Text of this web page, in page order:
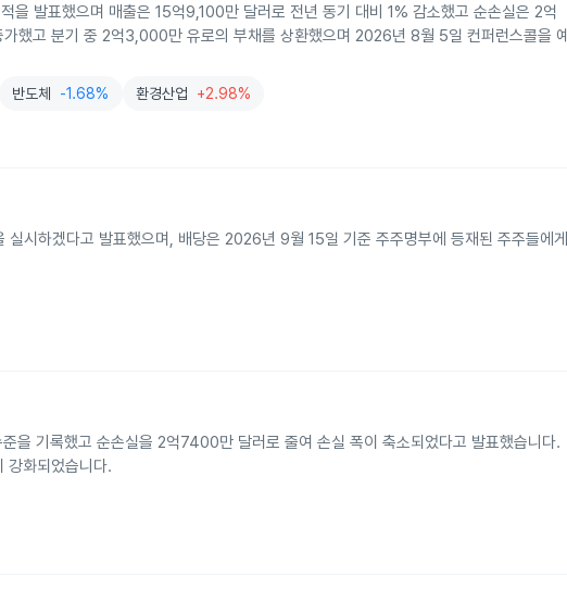
발표했으며 매출은 15억9,100만 달러로 전년 동기 대비 1% 감소했고 순손실은 2억
했고 분기 중 2억3,000만 유로의 부채를 상환했으며 2026년 8월 5일 컨퍼런스콜을 예
반도체 -1.68% 환경산업 +2.98%
하겠다고 발표했으며, 배당은 2026년 9월 15일 기준 주주명부에 등재된 주주들에게
을 기록했고 순손실을 2억7400만 달러로 줄여 손실 폭이 축소되었다고 발표했습니다.
강화되었습니다.